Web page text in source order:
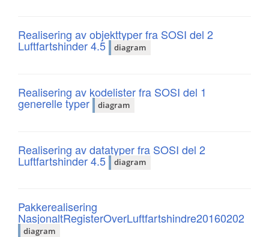
Realisering av objekttyper fra SOSI del 2
Luftfartshinder 4.5 diagram
Realisering av kodelister fra SOSI del 1
generelle typer diagram
Realisering av datatyper fra SOSI del 2
Luftfartshinder 4.5 diagram
Pakkerealisering
NasjonaltRegisterOverLuftfartshindre20160202
diagram